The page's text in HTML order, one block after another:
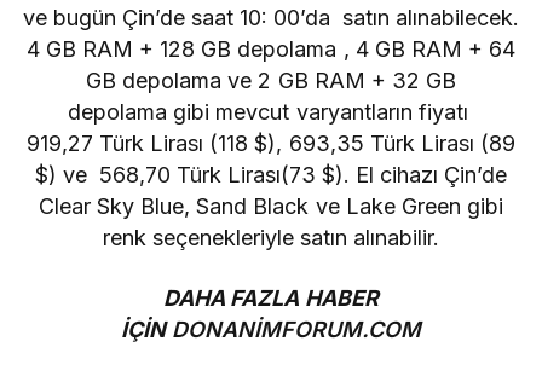
ve bugün Çin’de saat 10: 00’da satın alınabilecek.
4 GB RAM + 128 GB depolama , 4 GB RAM + 64
GB depolama ve 2 GB RAM + 32 GB
depolama gibi mevcut varyantların fiyatı
919,27 Türk Lirası (118 $), 693,35 Türk Lirası (89
$) ve 568,70 Türk Lirası(73 $). El cihazı Çin’de
Clear Sky Blue, Sand Black ve Lake Green gibi
renk seçenekleriyle satın alınabilir.
DAHA FAZLA HABER
İÇİNDONANİMFORUM.COM